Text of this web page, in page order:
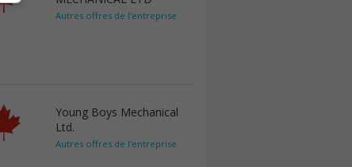
Autres offres de l'entreprise
Young Boys Mechanical
Ltd.
Autres offres de l'entreprise